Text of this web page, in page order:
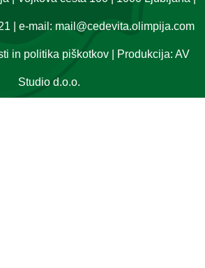
| e-mail: mail@cedevita.olimpija.com
in politika piškotkov| Produkcija: AV
Studio d.o.o.